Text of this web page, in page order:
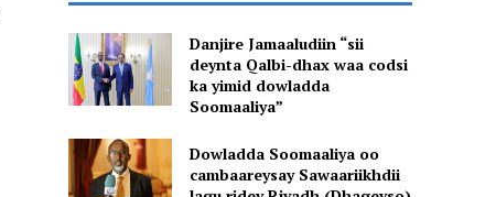
Danjire Jamaaludiin “sii
deynta Qalbi-dhax waa codsi
ka yimid dowladda
Soomaaliya”
Dowladda Soomaaliya oo
cambaareysay Sawaariikhdii